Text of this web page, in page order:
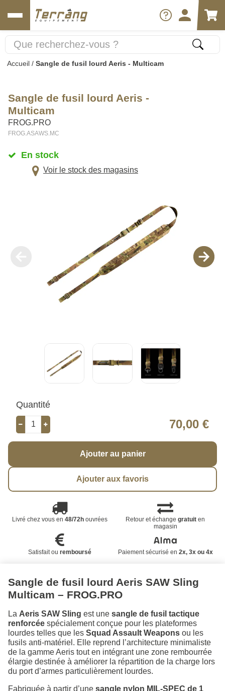
Accueil / Sangle de fusil lourd Aeris - Multicam
Sangle de fusil lourd Aeris -
Multicam
FROG.PRO
FROG.ASAWS.MC
En stock
Voir le stock des magasins
Quantité
70,00 €
Ajouter au panier
Ajouter aux favoris
Livré chez vous en 48/72houvrées Retour et échangegratuit en
magasin
Satisfait ou remboursé Paiement sécurisé en 2x, 3x ou 4x
Sangle de fusil lourd Aeris SAW Sling
Multicam – FROG.PRO
La Aeris SAW Sling est une sangle de fusil tactique
renforcée spécialement conçue pour les plateformes
lourdes telles que les Squad Assault Weapons ou les
fusils anti-matériel. Elle reprend l’architecture minimaliste
de la gamme Aeris tout en intégrant une zone rembourrée
élargie destinée à améliorer la répartition de la charge lors
du port d’armes particulièrement lourdes.
Fabriquée à partir d’une sangle nylon MIL-SPEC de 1